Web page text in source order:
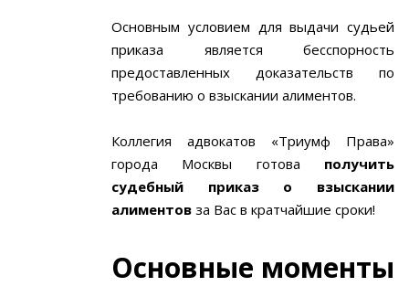
Основным условием для выдачи судьей
приказа является бесспорность
предоставленных доказательств по
требованию о взыскании алиментов.
Коллегия адвокатов «Триумф Права»
города Москвы готова получить
судебный приказ о взыскании
алиментов за Вас в кратчайшие сроки!
Основные моменты